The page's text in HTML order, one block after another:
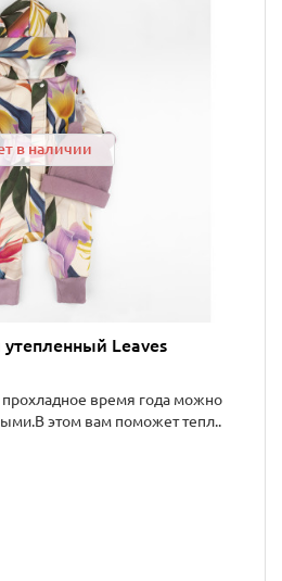
в наличии
Leaves
время года можно
этом вам поможет тепл..